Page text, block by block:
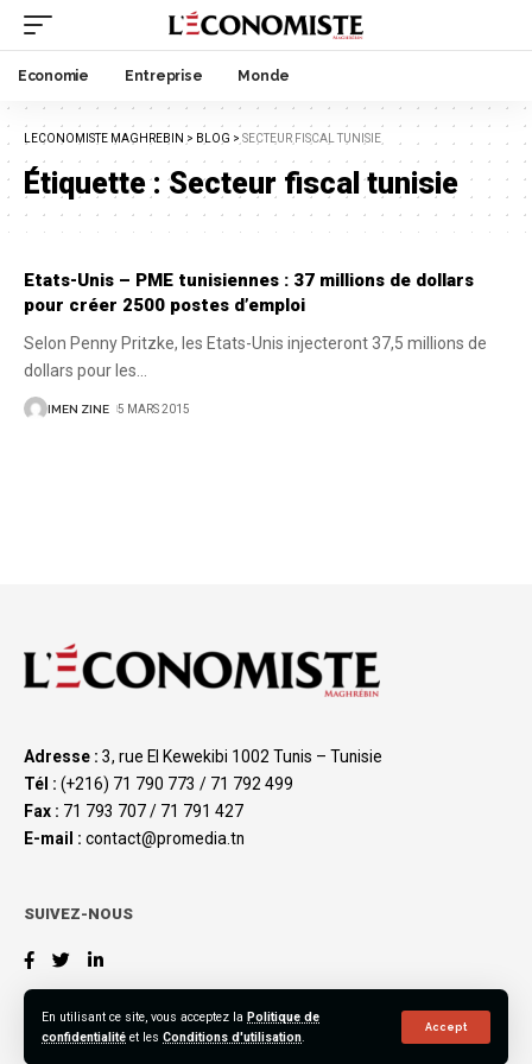
En utilisant ce site, vous acceptez la Politique de
confidentialité et les Conditions d'utilisation.
Accept
Economie Entreprise Monde
LECONOMISTE MAGHREBIN > BLOG > SECTEUR FISCAL TUNISIE
Étiquette :Secteur fiscal tunisie
Etats-Unis – PME tunisiennes : 37 millions de dollars
pour créer 2500 postes d’emploi
Selon Penny Pritzke, les Etats-Unis injecteront 37,5 millions de
dollars pour les
IMEN ZINE 5 MARS 2015
Adresse : 3, rue El Kewekibi 1002 Tunis – Tunisie
Tél : (+216) 71 790 773 / 71 792 499
Fax : 71 793 707 / 71 791 427
E-mail : contact@promedia.tn
SUIVEZ-NOUS
©2023 L’Économiste Maghrébin, All Rights Reserved